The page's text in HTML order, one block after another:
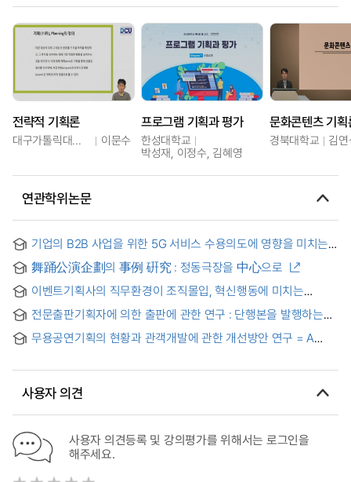
전략적 기획론
대구가톨릭대학교 이문수
프로그램 기획과 평가
한성대학교
박성재, 이정수, 김혜영
문화콘텐츠 기획
경북대학교 김
연관학위논문
기업의 B2B 사업을 위한 5G 서비스 수용의도에 영향을 미치는
요인에 관한 연구 : IT 회사의 사업기획자 중심으로 = A study
on factors affecting 5G service acceptance intention for
B2B of enterprises : focused on business planners of IT
companies
舞踊公演企劃의 事例 硏究 : 정동극장을 中心으로
이벤트기획사의 직무환경이 조직몰입, 혁신행동에 미치는
전문출판기획자에 의한 출판에 관한 연구 : 단행본을 발행하는
the Professional Publication Planner
무용공연기획의 현황과 관객개발에 관한 개선방안 연구 = A
사용자 의견
사용자 의견등록 및 강의평가를 위해서는 로그인을
해주세요.